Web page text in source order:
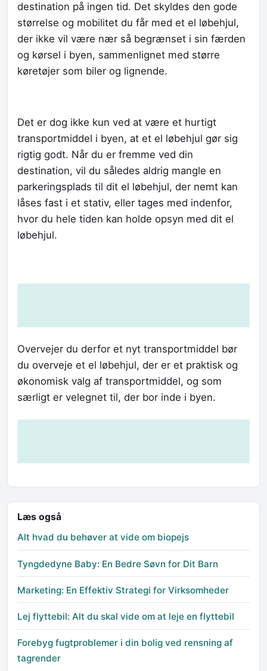
destination på ingen tid. Det skyldes den gode
størrelse og mobilitet du får med et el løbehjul,
der ikke vil være nær så begrænset i sin færden
og kørsel i byen, sammenlignet med større
køretøjer som biler og lignende.
Det er dog ikke kun ved at være et hurtigt
transportmiddel i byen, at et el løbehjul gør sig
rigtig godt. Når du er fremme ved din
destination, vil du således aldrig mangle en
parkeringsplads til dit el løbehjul, der nemt kan
låses fast i et stativ, eller tages med indenfor,
hvor du hele tiden kan holde opsyn med dit el
løbehjul.
Overvejer du derfor et nyt transportmiddel bør
du overveje et el løbehjul, der er et praktisk og
økonomisk valg af transportmiddel, og som
særligt er velegnet til, der bor inde i byen.
Læs også
Alt hvad du behøver at vide om biopejs
Tyngdedyne Baby: En Bedre Søvn for Dit Barn
Marketing: En Effektiv Strategi for Virksomheder
Lej flyttebil: Alt du skal vide om at leje en flyttebil
Forebyg fugtproblemer i din bolig ved rensning af
tagrender